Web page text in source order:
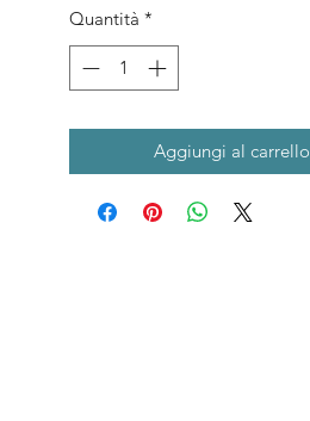
Quantità *
Aggiungi al carrello